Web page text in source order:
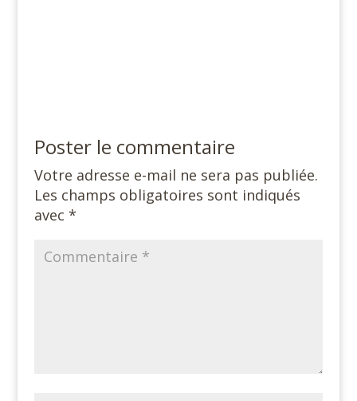
Poster le commentaire
Votre adresse e-mail ne sera pas publiée.
Les champs obligatoires sont indiqués
avec *